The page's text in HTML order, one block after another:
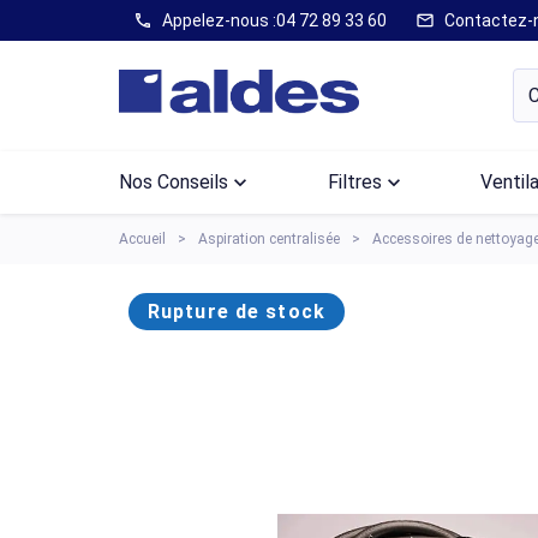
call Appelez-nous :04 72 89 33 60 mail Contactez-
Nos Conseils keyboard_arrow_down Filtres keyboard_arrow_down
Accueil Aspiration centralisée Accessoires de
Rupture de stock